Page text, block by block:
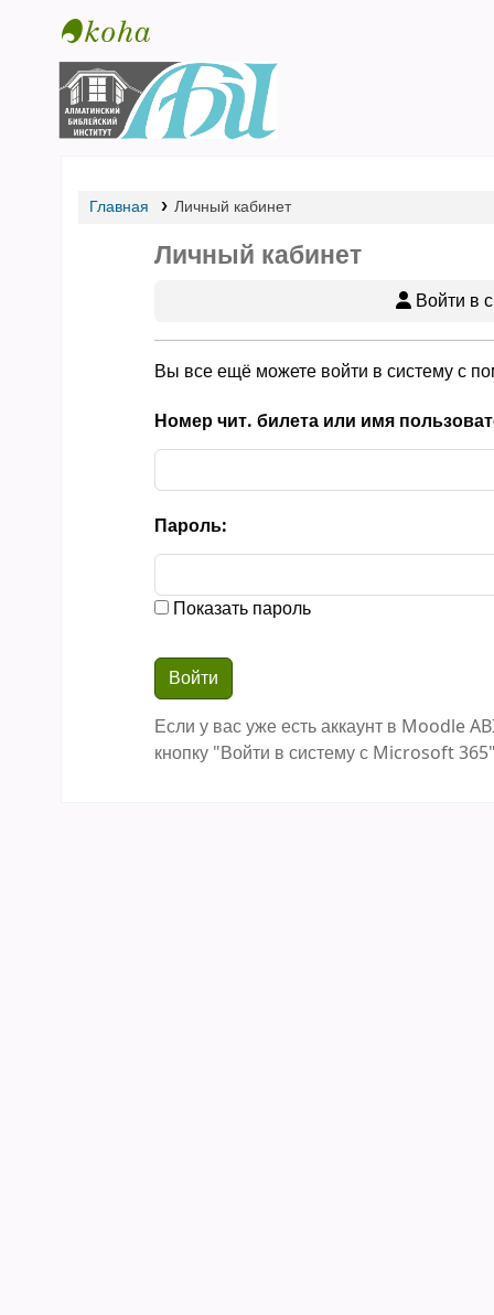
Библиотека АБИ
Главная Личный кабинет
Личный кабинет
Войти в
Вы все ещё можете войти в систему с
Номер чит. билета или имя
Пароль:
Показать пароль
Если у вас уже есть аккаунт в Moodle
кнопку "Войти в систему с Microsoft